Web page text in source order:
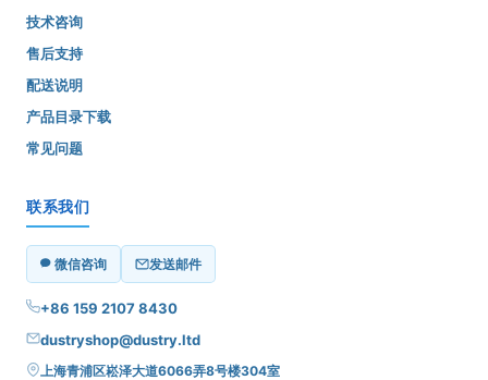
技术咨询
售后支持
配送说明
产品目录下载
常见问题
联系我们
微信咨询 发送邮件
+86 159 2107 8430
dustryshop@dustry.ltd
上海青浦区崧泽大道6066弄8号楼304室